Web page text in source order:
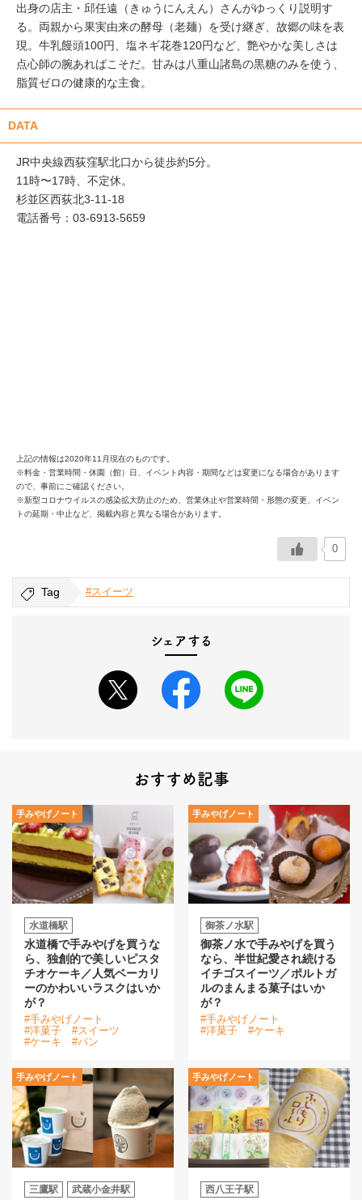
出身の店主・邱任遠（きゅうにんえん）さんがゆっくり説明す
る。両親から果実由来の酵母（老麺）を受け継ぎ、故郷の味を表
現。牛乳饅頭100円、塩ネギ花巻120円など、艶やかな美しさは
点心師の腕あればこそだ。甘みは八重山諸島の黒糖のみを使う、
脂質ゼロの健康的な主食。
DATA
JR中央線西荻窪駅北口から徒歩約5分。
11時〜17時、不定休。
杉並区西荻北3-11-18
電話番号：03-6913-5659
上記の情報は2020年11月現在のものです。
※料金・営業時間・休園（館）日、イベント内容・期間などは変更になる場合があります
ので、事前にご確認ください。
※新型コロナウイルスの感染拡大防止のため、営業休止や営業時間・形態の変更、イベン
トの延期・中止など、掲載内容と異なる場合があります。
0
Tag #スイーツ
シェアする
おすすめ記事
手みやげノート
水道橋駅
水道橋で手みやげを買うな
ら、独創的で美しいピスタ
チオケーキ／人気ベーカリ
ーのかわいいラスクはいか
が？
#手みやげノート
#洋菓子
#スイーツ
#ケーキ
#パン
手みやげノート
御茶ノ水駅
御茶ノ水で手みやげを買う
なら、半世紀愛され続ける
イチゴスイーツ／ポルトガ
ルのまんまる菓子はいか
が？
#手みやげノート
#洋菓子
#ケーキ
手みやげノート
三鷹駅 武蔵小金井駅
手みやげノート
西八王子駅